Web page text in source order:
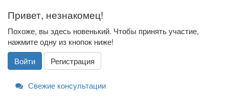
Привет, незнакомец!
Похоже, вы здесь новенький. Чтобы принять участие,
нажмите одну из кнопок ниже!
Войти
Регистрация
Свежие консультации